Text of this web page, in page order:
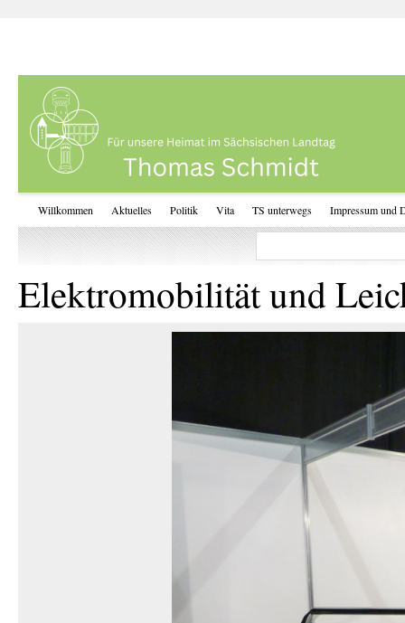
Willkommen Aktuelles Politik Vita TS unterwegs Impressum und
Elektromobilität und